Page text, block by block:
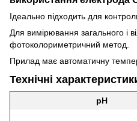
Ідеально підходить для
Для вимірювання загального і
фотоколориметричний метод.
Прилад має автоматичну
Технічні
pH